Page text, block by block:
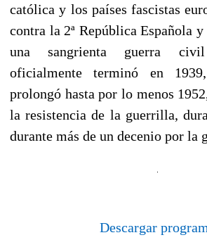
católica y los países fascistas
contra la 2ª República Española
una sangrienta guerra
oficialmente terminó en
prolongó hasta por lo menos
la resistencia de la guerrilla,
durante más de un decenio por la
Descargar